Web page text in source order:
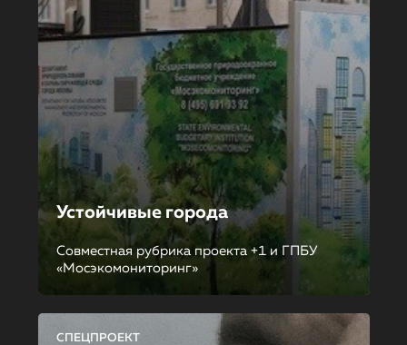
Устойчивые города
Совместная рубрика проекта +1 и ГПБУ
«Мосэкомониторинг»
СПЕЦПРОЕКТ